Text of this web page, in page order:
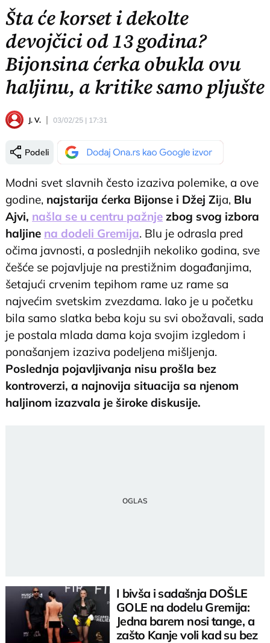
Šta će korset i dekolte
devojčici od 13 godina?
Bijonsina ćerka obukla ovu
haljinu, a kritike samo pljušte
J. V. 03/02/25 | 17:31
Podeli
Modni svet slavnih često izaziva polemike, a ove
godine, najstarija ćerka Bijonse i Džej Zija, Blu
Ajvi, našla se u centru pažnje zbog svog izbora
haljine na dodeli Gremija. Blu je odrasla pred
očima javnosti, a poslednjih nekoliko godina, sve
češće se pojavljuje na prestižnim događanjima,
šetajući crvenim tepihom rame uz rame sa
najvećim svetskim zvezdama. Iako je u početku
bila samo slatka beba koju su svi obožavali, sada
je postala mlada dama koja svojim izgledom i
ponašanjem izaziva podeljena mišljenja.
Poslednja pojavljivanja nisu prošla bez
kontroverzi, a najnovija situacija sa njenom
haljinom izazvala je široke diskusije.
I bivša i sadašnja DOŠLE
GOLE na dodelu Gremija:
Jedna barem nosi tange, a
zašto Kanje voli kad su bez